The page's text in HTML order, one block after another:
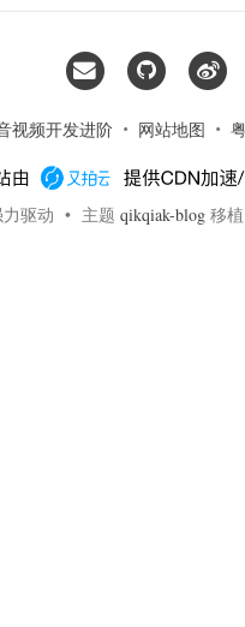
视频开发进阶• 网站地图 •
力驱动 • 主题 qikqiak-blog 移